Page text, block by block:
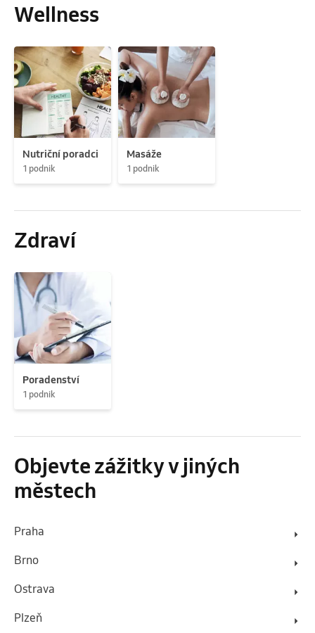
Wellness
Nutriční poradci
1 podnik
Masáže
1 podnik
Zdraví
Poradenství
1 podnik
Objevte zážitky v jiných
městech
Praha
Brno
Ostrava
Plzeň